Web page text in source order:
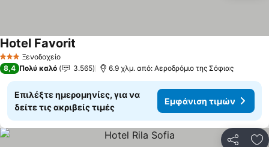
3 ΑστέριαΞενοδοχείο
Hotel Favorit
8,4 Πολύ καλό 3.565 6.9 χλμ. από: Αεροδρόμιο της Σόφιας
Επιλέξτε ημερομηνίες, για να
δείτε τις ακριβείς τιμές
Εμφάνιση τιμών